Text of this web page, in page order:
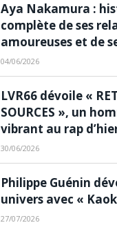
Aya Nakamura :
complète de ses
amoureuses et de
04/06/2026
LVR66 dévoile «
SOURCES », un
vibrant au rap
30/06/2026
Philippe Guénin
univers avec «
27/07/2026